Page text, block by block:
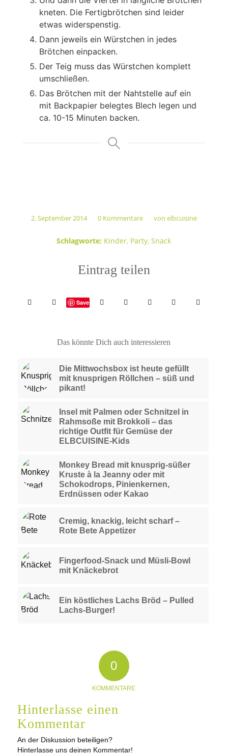
kneten. Die Fertigbrötchen sind leider
etwas widerspenstig.
Dann jeweils ein Würstchen in jedes
Brötchen einpacken.
Der Teig muss das Würstchen komplett
umschließen.
Das Brötchen mit der Nahtstelle auf ein
mit Backpapier belegtes Blech legen und
ca. 10-15 Minuten backen.
2. September 2014
/ 0 Kommentare
/ von elbcuisine
Schlagworte: Kinder, Party,Snack
Eintrag teilen
Save
Das könnte Dich auch interessieren
Die Mittwochsbox ist heute gefüllt
mit knusprigen Röllchen – süß und
pikant!
Insel mit Palmen oder Schnitzel in
Rahmsoße mit Brokkoli – das
richtige Outfit für Gemüse der
ELBCUISINE-Kids
Monkey Bread mit knusprig-süßer
Kruste à la Jeanny oder mit
Schokodrops, Pinienkernen,
Erdnüssen oder Kakao
Cremig, knackig, leicht scharf –
Rote Bete Appetizer
Fingerfood-Snack und Müsli-Bowl
mit Knäckebrot
Ein köstliches Lachs Bröd – Pulled
Lachs-Burger!
0
KOMMENTARE
Hinterlasse einen
Kommentar
An der Diskussion beteiligen?
Hinterlasse uns deinen Kommentar!